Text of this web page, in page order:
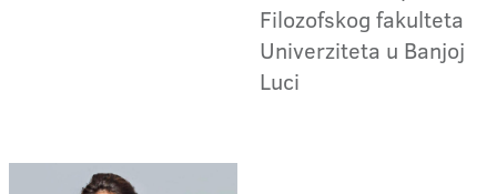
Filozofskog fakulteta
Univerziteta u Banjoj
Luci